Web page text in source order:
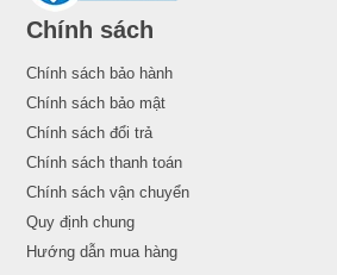
Chính sách
Chính sách bảo hành
Chính sách bảo mật
Chính sách đổi trả
Chính sách thanh toán
Chính sách vận chuyển
Quy định chung
Hướng dẫn mua hàng